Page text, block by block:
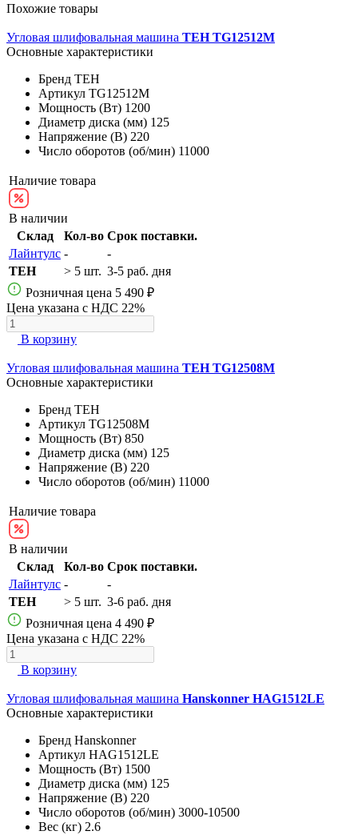
Похожие товары
Угловая шлифовальная машина TEH TG12512M
Основные характеристики
Бренд TEH
Артикул TG12512M
Мощность (Вт) 1200
Диаметр диска (мм) 125
Напряжение (В) 220
Число оборотов (об/мин) 11000
Наличие товара
В наличии
Склад
Кол-во Срок поставки.
Лайнтулс -
-
TEH
> 5 шт. 3-5 раб. дня
Розничная цена 5 490 ₽
Цена указана с НДС 22%
В корзину
Угловая шлифовальная машина TEH TG12508M
Основные характеристики
Бренд TEH
Артикул TG12508M
Мощность (Вт) 850
Диаметр диска (мм) 125
Напряжение (В) 220
Число оборотов (об/мин) 11000
Наличие товара
В наличии
Склад
Кол-во Срок поставки.
Лайнтулс -
-
TEH
> 5 шт. 3-6 раб. дня
Розничная цена 4 490 ₽
Цена указана с НДС 22%
В корзину
Угловая шлифовальная машина Hanskonner HAG1512LE
Основные характеристики
Бренд Hanskonner
Артикул HAG1512LE
Мощность (Вт) 1500
Диаметр диска (мм) 125
Напряжение (В) 220
Число оборотов (об/мин) 3000-10500
Вес (кг) 2.6